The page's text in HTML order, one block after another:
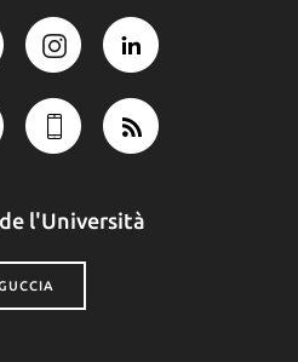
l'Università